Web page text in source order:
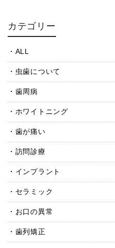
カテゴリー
ALL
虫歯について
歯周病
ホワイトニング
歯が痛い
訪問診療
インプラント
セラミック
お口の異常
歯列矯正